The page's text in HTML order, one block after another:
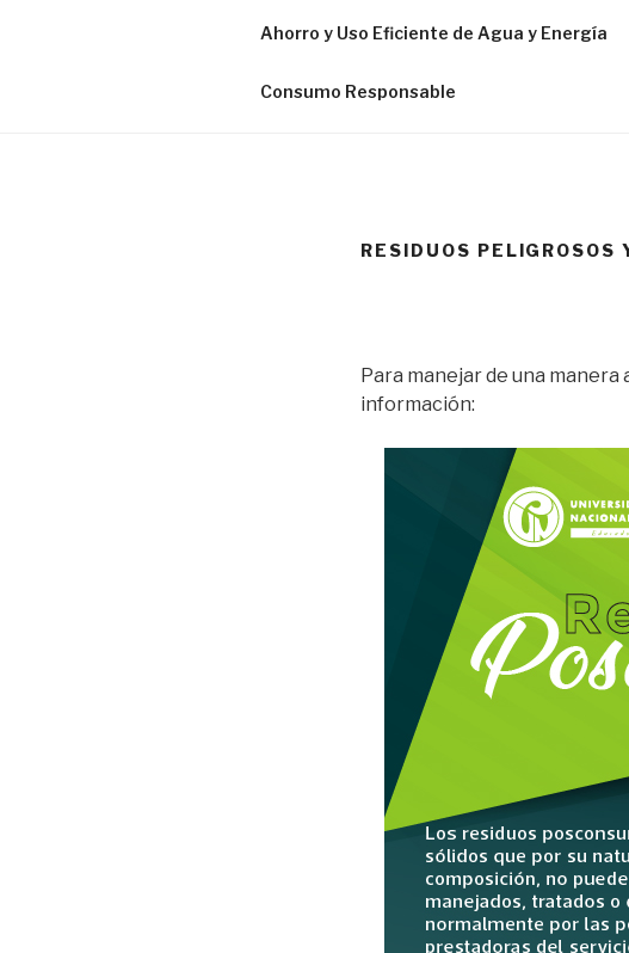
Ahorro y Uso Eficiente de Agua y Energía
Consumo Responsable
RESIDUOS PELIGROSOS
Para manejar de una
información: